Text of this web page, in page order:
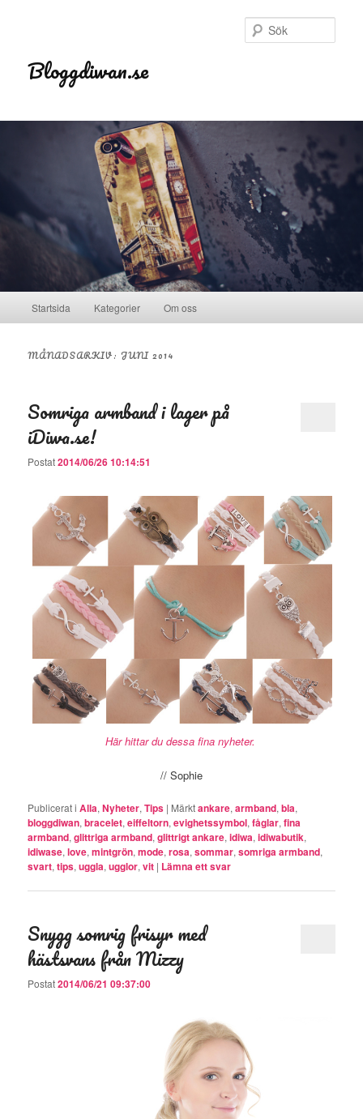
Bloggdiwan.se
Hoppa till huvudinnehåll
Hoppa till sekundärt innehåll
Startsida Kategorier Om oss
MÅNADSARKIV:JUNI 2014
Somriga armband i lager på
iDiwa.se!
Postat2014/06/26 10:14:51
Här hittar du dessa fina nyheter.
// Sophie
Publicerat i Alla,Nyheter,Tips | Märktankare,armband,bla,
bloggdiwan,bracelet,eiffeltorn,evighetssymbol,fåglar,fina
armband,glittriga armband,glittrigt ankare,idiwa,idiwabutik,
idiwase,love,mintgrön,mode,rosa,sommar,somriga armband,
svart,tips,uggla,ugglor,vit | Lämna ett svar
Snygg somrig frisyr med
hästsvans från Mizzy
Postat2014/06/21 09:37:00